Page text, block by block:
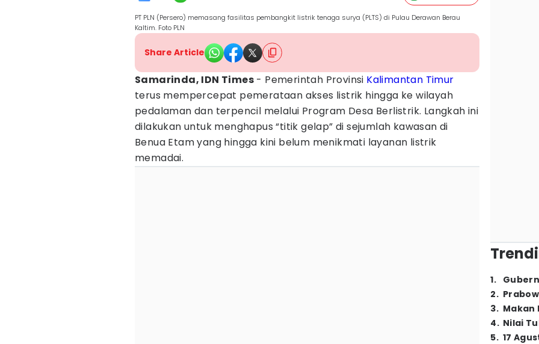
PT PLN (Persero) memasang fasilitas pembangkit listrik tenaga surya (PLTS) di Pulau Derawan Berau
Kaltim. Foto PLN
Share Article
Samarinda, IDN Times - Pemerintah Provinsi Kalimantan Timur
terus mempercepat pemerataan akses listrik hingga ke wilayah
pedalaman dan terpencil melalui Program Desa Berlistrik. Langkah ini
dilakukan untuk menghapus “titik gelap” di sejumlah kawasan di
Benua Etam yang hingga kini belum menikmati layanan listrik
memadai.
1.
2.
3. Makan
4. Nilai
5. 17